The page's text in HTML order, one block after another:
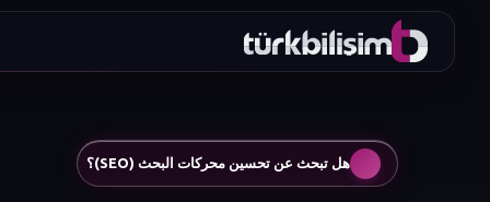
هل تبحث عن تحسين محركات البحث (SEO)؟